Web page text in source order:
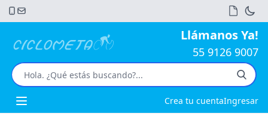
Llámanos Ya!
55 9126 9007
Open main menu Crea tu cuentaIngresar